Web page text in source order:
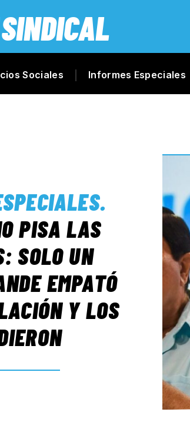
SINDICAL
Sociales Informes Especiales
.
PISA LAS
SOLO UN
EMPATÓ
Y LOS